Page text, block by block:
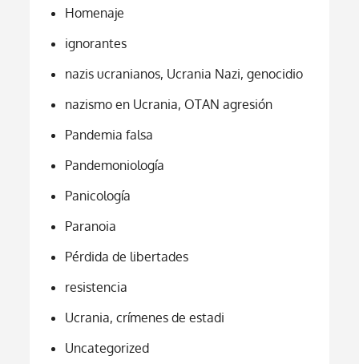
Homenaje
ignorantes
nazis ucranianos, Ucrania Nazi, genocidio
nazismo en Ucrania, OTAN agresión
Pandemia falsa
Pandemoniología
Panicología
Paranoia
Pérdida de libertades
resistencia
Ucrania, crímenes de estadi
Uncategorized